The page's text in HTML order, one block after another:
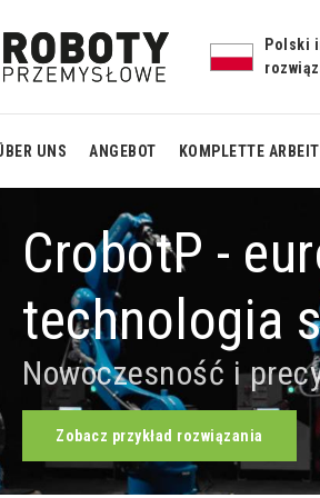
Polski
UNS ANGEBOT KOMPLETTE
mit H-
Monoblock-
Schweißen
CrobotP -
technologia
Nowoczesność i
Zobacz przykład rozwiązania